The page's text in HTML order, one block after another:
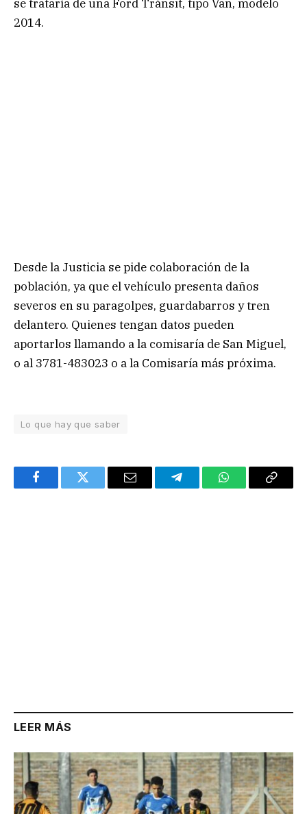
se trataría de una Ford Tránsit, tipo Van, modelo
2014.
Desde la Justicia se pide colaboración de la
población, ya que el vehículo presenta daños
severos en su paragolpes, guardabarros y tren
delantero. Quienes tengan datos pueden
aportarlos llamando a la comisaría de San Miguel,
o al 3781-483023 o a la Comisaría más próxima.
Lo que hay que saber
FacebookTwitter Email TelegramWhatsAppCopy
LEER MÁS